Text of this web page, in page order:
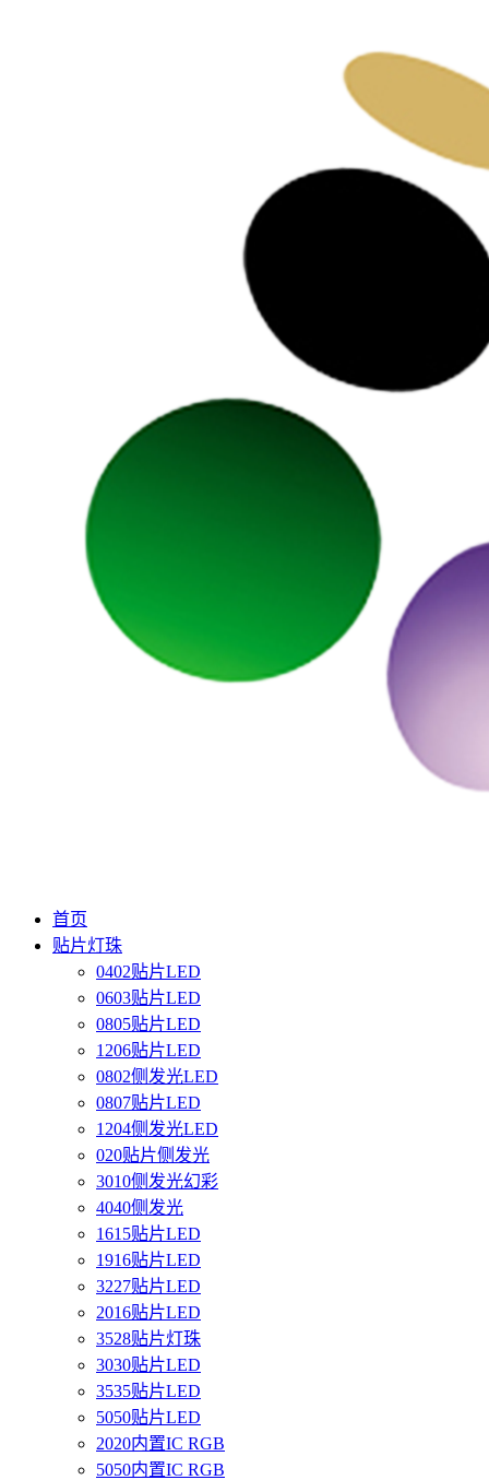
首页
贴片灯珠
0402贴片LED
0603贴片LED
0805贴片LED
1206贴片LED
0802侧发光LED
0807贴片LED
1204侧发光LED
020贴片侧发光
3010侧发光幻彩
4040侧发光
1615贴片LED
1916贴片LED
3227贴片LED
2016贴片LED
3528贴片灯珠
3030贴片LED
3535贴片LED
5050贴片LED
2020内置IC RGB
5050内置IC RGB